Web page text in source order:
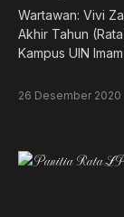
Wartawan: Vivi
Akhir Tahun
Kampus UIN
26 Desember 2020